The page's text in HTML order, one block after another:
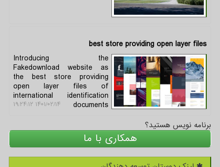
best store providing open layer files
Introducing the
Fakedownload website as
the best store providing
open layer files of
international identification
documents ۱۴۰۱/۰۲/۱۴ ۱۹:۲۴:۱۲
برنامه نویس هستید؟
همکاری با ما